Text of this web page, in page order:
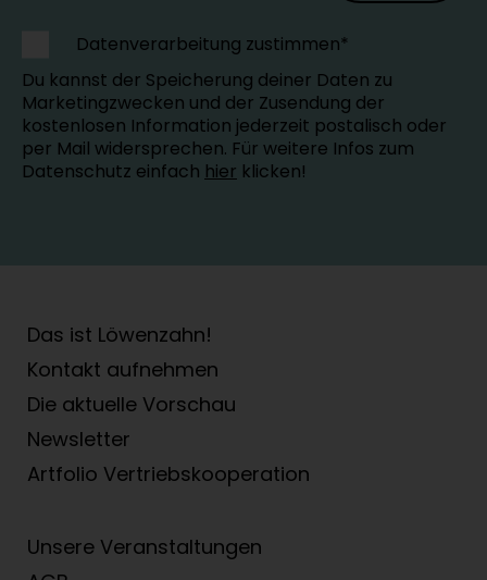
Datenverarbeitung zustimmen*
Du kannst der Speicherung deiner Daten zu
Marketingzwecken und der Zusendung der
kostenlosen Information jederzeit postalisch oder
per Mail widersprechen. Für weitere Infos zum
Datenschutz einfach hier klicken!
Das ist Löwenzahn!
Kontakt aufnehmen
Die aktuelle Vorschau
Newsletter
Artfolio Vertriebs­kooperation
Unsere Veranstaltungen